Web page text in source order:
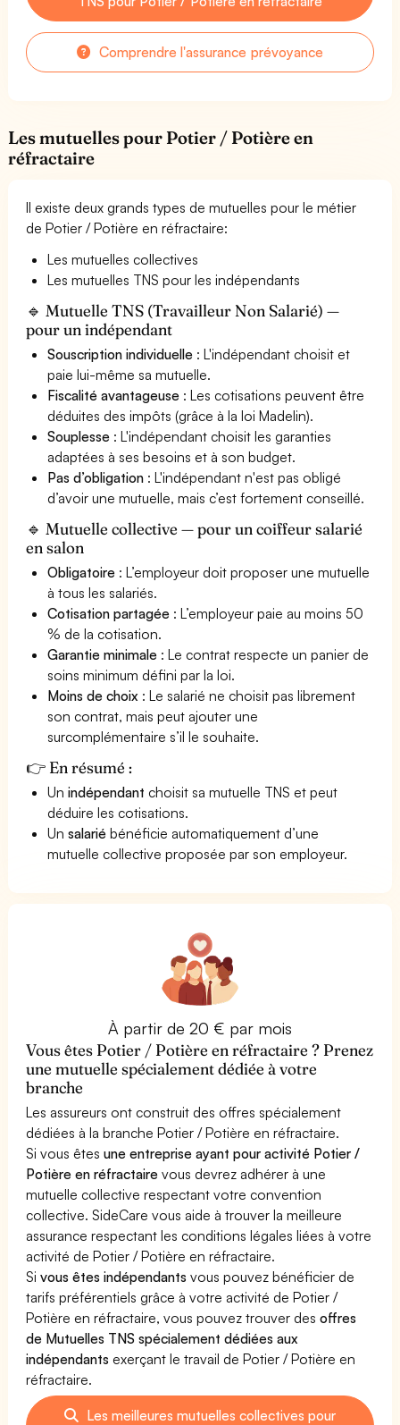
Comprendre l'assurance prévoyance
Les mutuelles pour Potier / Potière en
réfractaire
Il existe deux grands types de mutuelles pour le métier
de Potier / Potière en réfractaire:
Les mutuelles collectives
Les mutuelles TNS pour les indépendants
🔹 Mutuelle TNS (Travailleur Non Salarié) —
pour un indépendant
Souscription individuelle : L'indépendant choisit et
paie lui-même sa mutuelle.
Fiscalité avantageuse : Les cotisations peuvent être
déduites des impôts (grâce à la loi Madelin).
Souplesse : L'indépendant choisit les garanties
adaptées à ses besoins et à son budget.
Pas d’obligation : L'indépendant n'est pas obligé
d’avoir une mutuelle, mais c’est fortement conseillé.
🔹 Mutuelle collective — pour un coiffeur salarié
en salon
Obligatoire : L’employeur doit proposer une mutuelle
à tous les salariés.
Cotisation partagée : L’employeur paie au moins 50
% de la cotisation.
Garantie minimale : Le contrat respecte un panier de
soins minimum défini par la loi.
Moins de choix : Le salarié ne choisit pas librement
son contrat, mais peut ajouter une
surcomplémentaire s’il le souhaite.
👉 En résumé :
Unindépendant choisit sa mutuelle TNS et peut
déduire les cotisations.
Unsalarié bénéficie automatiquement d’une
mutuelle collective proposée par son employeur.
À partir de 20 € par mois
Vous êtes Potier / Potière en réfractaire ? Prenez
une mutuelle spécialement dédiée à votre
branche
Les assureurs ont construit des offres spécialement
dédiées à la branche Potier / Potière en réfractaire.
Si vous êtesune entreprise ayant pour activité Potier /
Potière en réfractaire vous devrez adhérer à une
mutuelle collective respectant votre convention
collective. SideCare vous aide à trouver la meilleure
assurance respectant les conditions légales liées à votre
activité de Potier / Potière en réfractaire.
Sivous êtes indépendants vous pouvez bénéficier de
tarifs préférentiels grâce à votre activité de Potier /
Potière en réfractaire, vous pouvez trouver desoffres
de Mutuelles TNS spécialement dédiées aux
indépendants exerçant le travail de Potier / Potière en
réfractaire.
Les meilleures mutuelles collectives pour